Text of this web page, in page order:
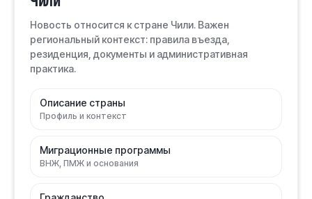
Новость относится к стране Чили. Важен
региональный контекст: правила въезда,
резиденция, документы и административная
практика.
Описание страны
Профиль и контекст
Миграционные программы
ВНЖ, ПМЖ и основания